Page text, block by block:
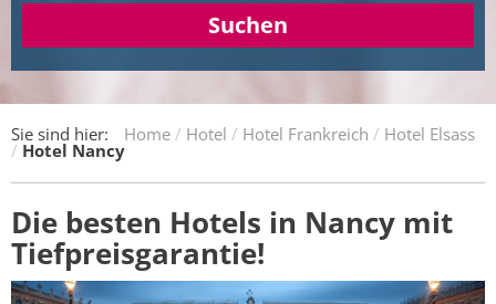
Suchen
Sie sind hier: Home Hotel Hotel Frankreich Hotel Elsass
Hotel Nancy
Die besten Hotels in Nancy mit
Tiefpreisgarantie!